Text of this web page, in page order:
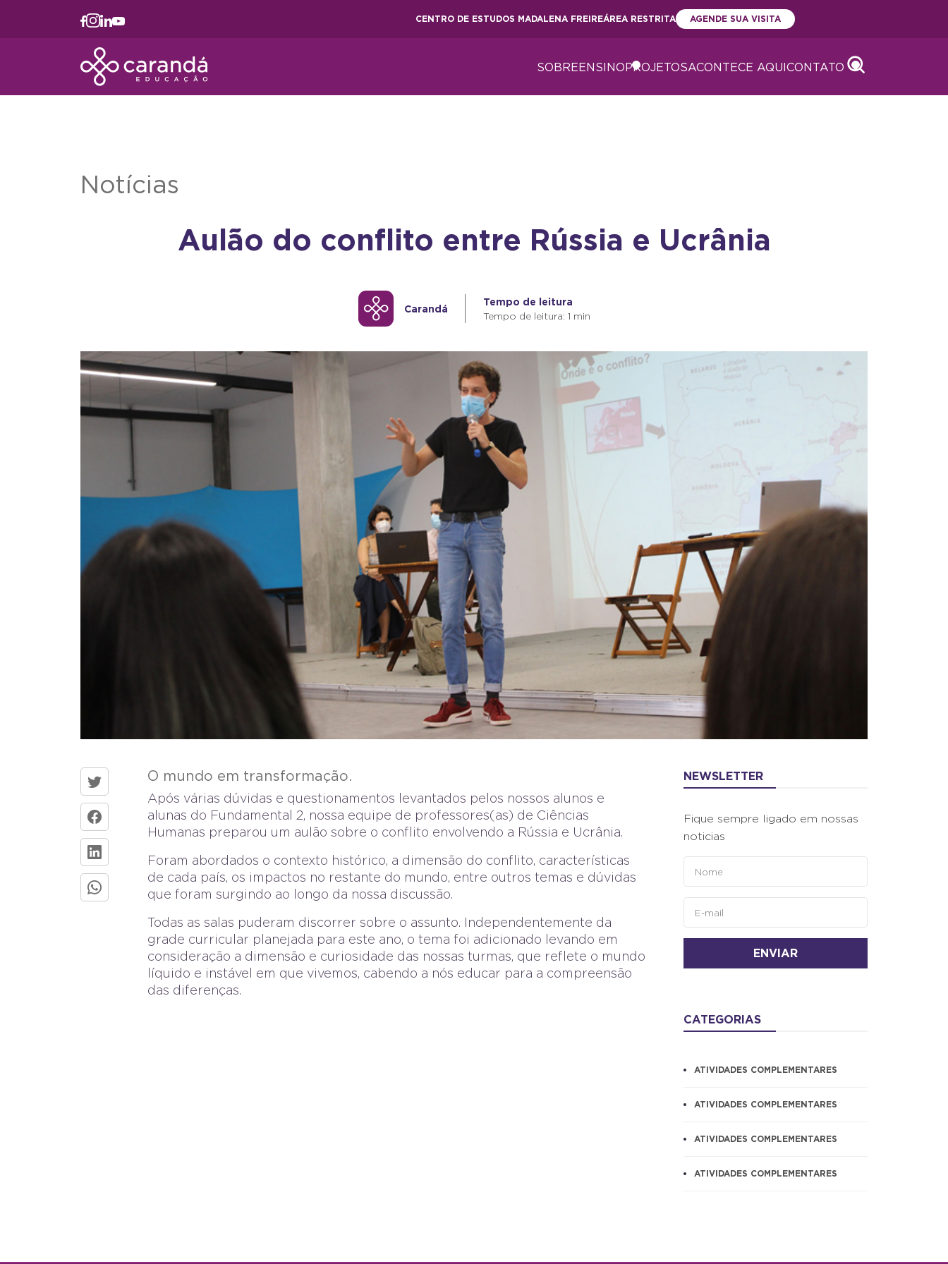
CENTRO DE ESTUDOS MADALENA FREIREÁREA RESTRITA AGENDE SUA VISITA
SOBREENSINO Abrir
PROJETOSACONTECE AQUICONTATO Abrir
Notícias
Aulão do conflito entre Rússia e Ucrânia
Carandá
Tempo de leitura
Tempo de leitura: 1 min
O mundo em transformação.
Após várias dúvidas e questionamentos levantados pelos nossos alunos e
alunas do Fundamental 2, nossa equipe de professores(as) de Ciências
Humanas preparou um aulão sobre o conflito envolvendo a Rússia e Ucrânia.
Foram abordados o contexto histórico, a dimensão do conflito, características
de cada país, os impactos no restante do mundo, entre outros temas e dúvidas
que foram surgindo ao longo da nossa discussão.
Todas as salas puderam discorrer sobre o assunto. Independentemente da
grade curricular planejada para este ano, o tema foi adicionado levando em
consideração a dimensão e curiosidade das nossas turmas, que reflete o mundo
líquido e instável em que vivemos, cabendo a nós educar para a compreensão
das diferenças.
NEWSLETTER
Fique sempre ligado em nossas
noticias
ENVIAR
CATEGORIAS
ATIVIDADES COMPLEMENTARES
ATIVIDADES COMPLEMENTARES
ATIVIDADES COMPLEMENTARES
ATIVIDADES COMPLEMENTARES